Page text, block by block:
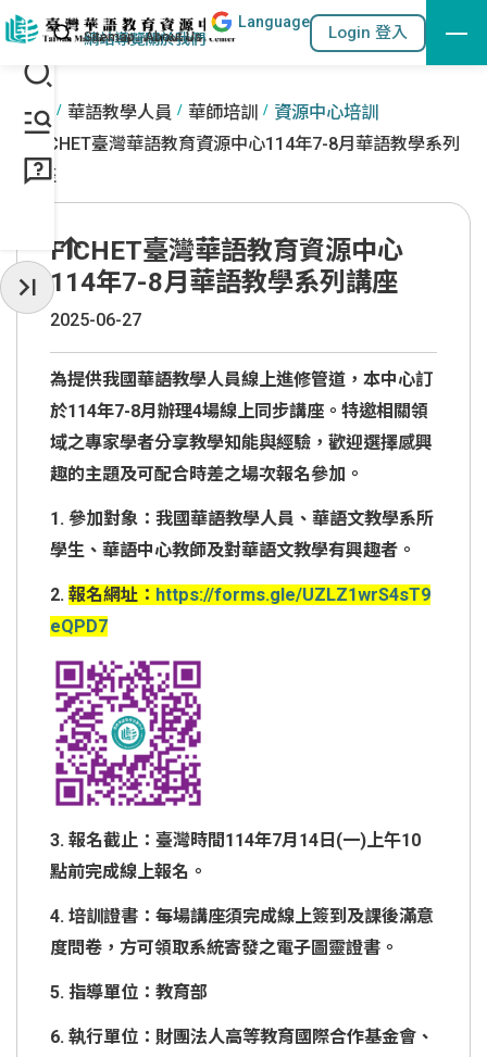
跳到主要內容區塊
::: 站內搜尋
網站導覽關於我們
Language
Login 登入
:::
首頁 華語教學人員 華師培訓
資源中心培訓
FICHET臺灣華語教育資源中心114年7-8月華語教學系列
講座
FICHET臺灣華語教育資源中心
114年7-8月華語教學系列講座
2025-06-27
為提供我國華語教學人員線上進修管道，本中心訂
於114年7-8月辦理4場線上同步講座。特邀相關領
域之專家學者分享教學知能與經驗，歡迎選擇感興
趣的主題及可配合時差之場次報名參加。
1. 參加對象：我國華語教學人員、華語文教學系所
學生、華語中心教師及對華語文教學有興趣者。
2. 報名網址： https://forms.gle/UZLZ1wrS4sT9
eQPD7
3. 報名截止：臺灣時間114年7月14日(一)上午10
點前完成線上報名。
4. 培訓證書：每場講座須完成線上簽到及課後滿意
度問卷，方可領取系統寄發之電子圖靈證書。
5. 指導單位：教育部
6. 執行單位：財團法人高等教育國際合作基金會、
收起常用服務